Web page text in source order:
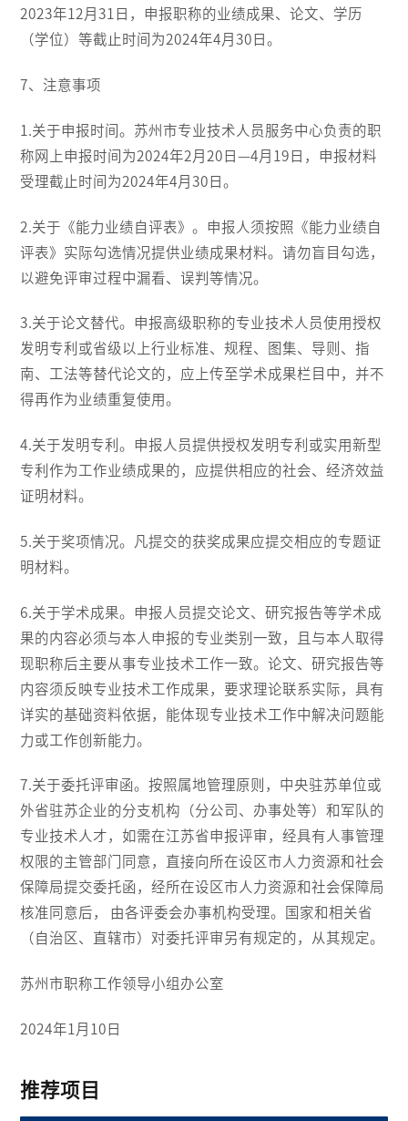
2023年12月31日，申报职称的业绩成果、论文、学历
（学位）等截止时间为2024年4月30日。
7、注意事项
1.关于申报时间。苏州市专业技术人员服务中心负责的职
称网上申报时间为2024年2月20日—4月19日，申报材料
受理截止时间为2024年4月30日。
2.关于《能力业绩自评表》。申报人须按照《能力业绩自
评表》实际勾选情况提供业绩成果材料。请勿盲目勾选，
以避免评审过程中漏看、误判等情况。
3.关于论文替代。申报高级职称的专业技术人员使用授权
发明专利或省级以上行业标准、规程、图集、导则、指
南、工法等替代论文的，应上传至学术成果栏目中，并不
得再作为业绩重复使用。
4.关于发明专利。申报人员提供授权发明专利或实用新型
专利作为工作业绩成果的，应提供相应的社会、经济效益
证明材料。
5.关于奖项情况。凡提交的获奖成果应提交相应的专题证
明材料。
6.关于学术成果。申报人员提交论文、研究报告等学术成
果的内容必须与本人申报的专业类别一致，且与本人取得
现职称后主要从事专业技术工作一致。论文、研究报告等
内容须反映专业技术工作成果，要求理论联系实际，具有
详实的基础资料依据，能体现专业技术工作中解决问题能
力或工作创新能力。
7.关于委托评审函。按照属地管理原则，中央驻苏单位或
外省驻苏企业的分支机构（分公司、办事处等）和军队的
专业技术人才，如需在江苏省申报评审，经具有人事管理
权限的主管部门同意，直接向所在设区市人力资源和社会
保障局提交委托函，经所在设区市人力资源和社会保障局
核准同意后， 由各评委会办事机构受理。国家和相关省
（自治区、直辖市）对委托评审另有规定的，从其规定。
苏州市职称工作领导小组办公室
2024年1月10日
推荐项目